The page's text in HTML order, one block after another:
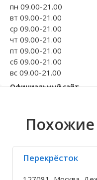
Волгоградская
Кировоградская
Восточно-
пн 09.00-21.00
вт 09.00-21.00
ср 09.00-21.00
чт 09.00-21.00
пт 09.00-21.00
сб 09.00-21.00
вс 09.00-21.00
Официальный сайт
+7 495 105-10-...
Похожие
Перекрёсток